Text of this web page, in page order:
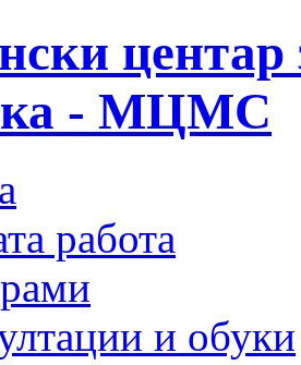
центар
- МЦМС
работа
и обуки